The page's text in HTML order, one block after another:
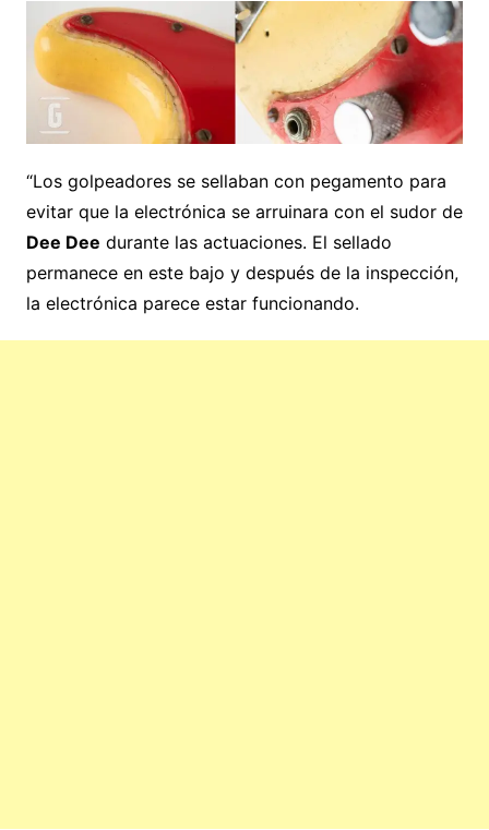
“Los golpeadores se sellaban con pegamento para
evitar que la electrónica se arruinara con el sudor de
Dee Dee durante las actuaciones. El sellado
permanece en este bajo y después de la inspección,
la electrónica parece estar funcionando.